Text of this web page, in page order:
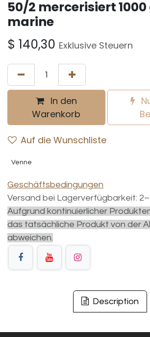
50/2 mercerisiert
marine
$ 140,30 Exklusive Steuern
In den
Warenkorb
Auf die Wunschliste
Venne
Geschäftsbedingungen
Versand bei Lagerverfügbarkeit:
Aufgrund kontinuierlicher
das tatsächliche Produkt von der
abweichen.
Description